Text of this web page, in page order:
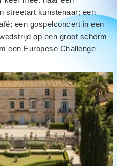
streetart kunstenaar; een
een gospelconcert in een
op een groot scherm
een Europese Challenge